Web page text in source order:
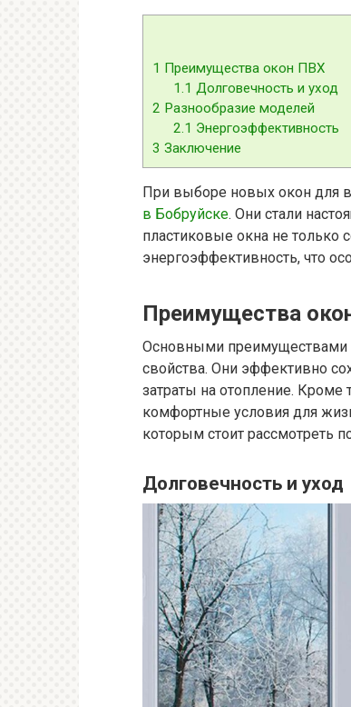
1 Преимущества окон ПВХ
1.1 Долговечность и уход
2 Разнообразие моделей
2.1 Энергоэффективность
3 Заключение
При выборе новых окон для
в Бобруйске. Они стали
пластиковые окна не
энергоэффективность, что
Преимущества
Основными преимуществами
свойства. Они эффективно
затраты на отопление.
комфортные условия для
которым стоит рассмотреть
Долговечность и уход